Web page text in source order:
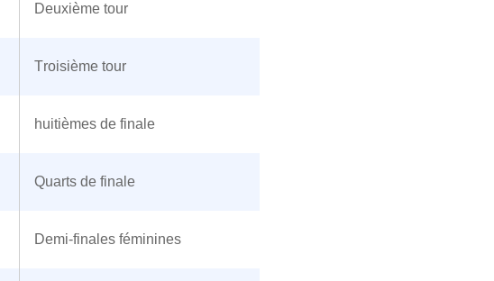
Deuxième tour
Troisième tour
huitièmes de finale
Quarts de finale
Demi-finales féminines